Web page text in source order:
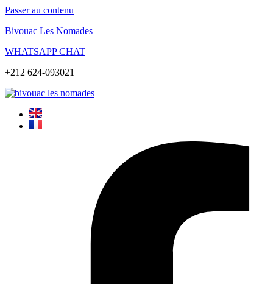
Passer au contenu
Bivouac Les Nomades
WHATSAPP CHAT
+212 624-093021